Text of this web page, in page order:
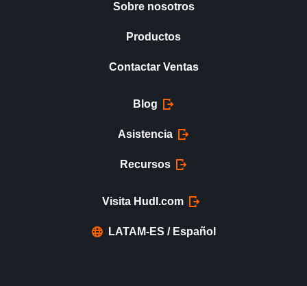
Sobre nosotros
Productos
Contactar Ventas
Blog
Asistencia
Recursos
Visita Hudl.com
LATAM-ES / Español